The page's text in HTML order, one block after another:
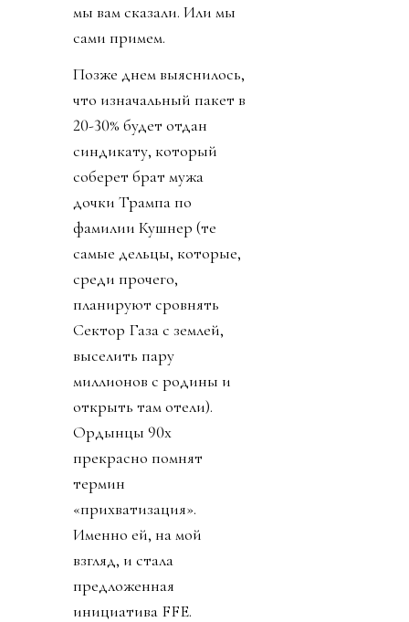
мы вам сказали. Или мы
сами примем.
Позже днем выяснилось,
что изначальный пакет в
20-30% будет отдан
синдикату, который
соберет брат мужа
дочки Трампа по
фамилии Кушнер (те
самые дельцы, которые,
среди прочего,
планируют сровнять
Сектор Газа с землей,
выселить пару
миллионов с родины и
открыть там отели).
Ордынцы 90х
прекрасно помнят
термин
«прихватизация».
Именно ей, на мой
взгляд, и стала
предложенная
инициатива FFE.